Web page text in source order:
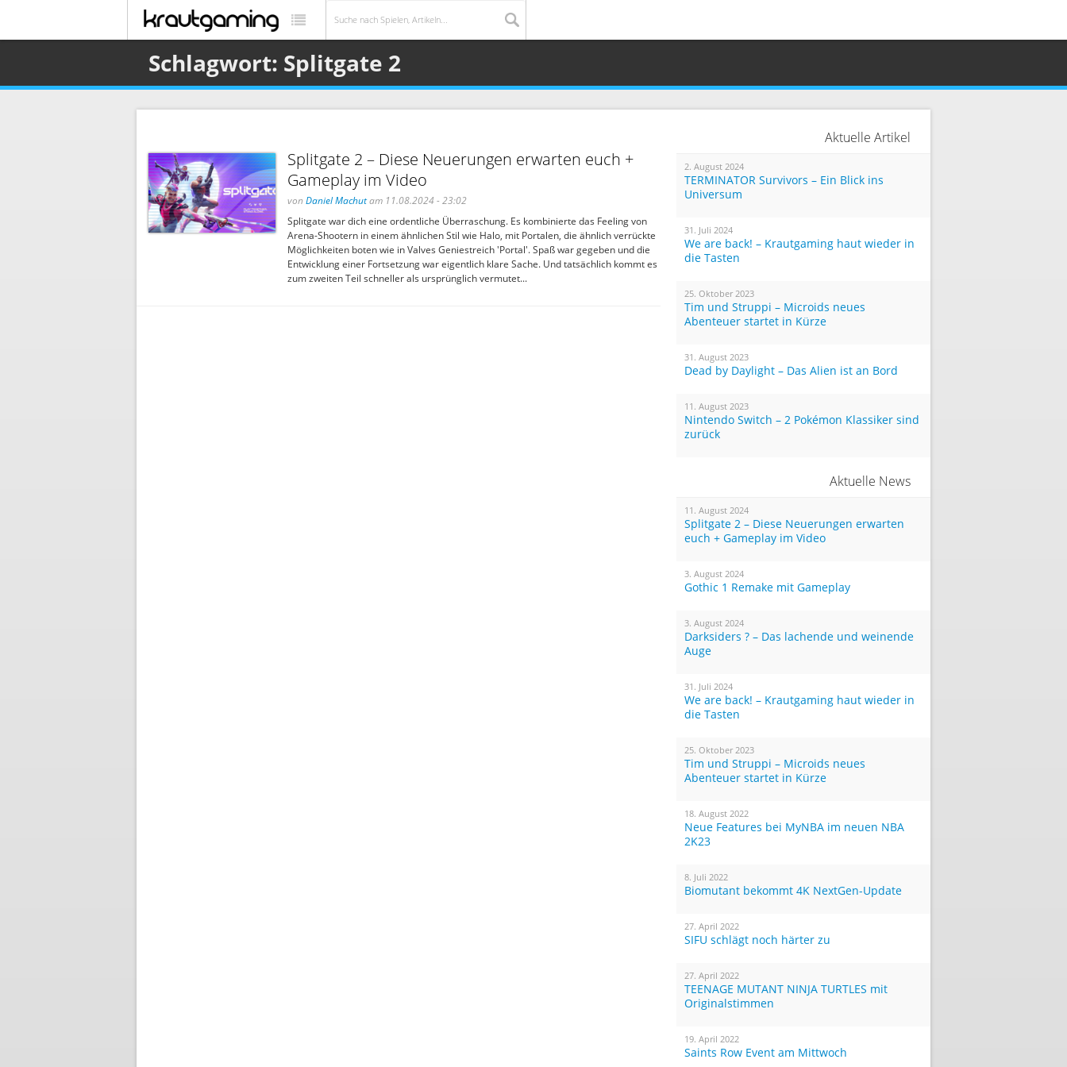
Schlagwort: Splitgate 2
Splitgate 2 – Diese Neuerungen erwarten euch +
Gameplay im Video
von Daniel Machutam 11.08.2024 - 23:02
Splitgate war dich eine ordentliche Überraschung. Es kombinierte das Feeling von
Arena-Shootern in einem ähnlichen Stil wie Halo, mit Portalen, die ähnlich verrückte
Möglichkeiten boten wie in Valves Geniestreich 'Portal'. Spaß war gegeben und die
Entwicklung einer Fortsetzung war eigentlich klare Sache. Und tatsächlich kommt es
zum zweiten Teil schneller als ursprünglich vermutet...
Aktuelle Artikel
2. August 2024
TERMINATOR Survivors – Ein Blick ins
Universum
31. Juli 2024
We are back! – Krautgaming haut wieder in
die Tasten
25. Oktober 2023
Tim und Struppi – Microids neues
Abenteuer startet in Kürze
31. August 2023
Dead by Daylight – Das Alien ist an Bord
11. August 2023
Nintendo Switch – 2 Pokémon Klassiker sind
zurück
Aktuelle News
11. August 2024
Splitgate 2 – Diese Neuerungen erwarten
euch + Gameplay im Video
3. August 2024
Gothic 1 Remake mit Gameplay
3. August 2024
Darksiders ? – Das lachende und weinende
Auge
31. Juli 2024
We are back! – Krautgaming haut wieder in
die Tasten
25. Oktober 2023
Tim und Struppi – Microids neues
Abenteuer startet in Kürze
18. August 2022
Neue Features bei MyNBA im neuen NBA
2K23
8. Juli 2022
Biomutant bekommt 4K NextGen-Update
27. April 2022
SIFU schlägt noch härter zu
27. April 2022
TEENAGE MUTANT NINJA TURTLES mit
Originalstimmen
19. April 2022
Saints Row Event am Mittwoch